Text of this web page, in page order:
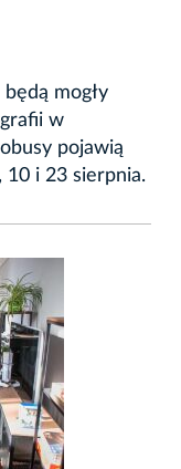
mogły
w
pojawią
10 i 23 sierpnia.